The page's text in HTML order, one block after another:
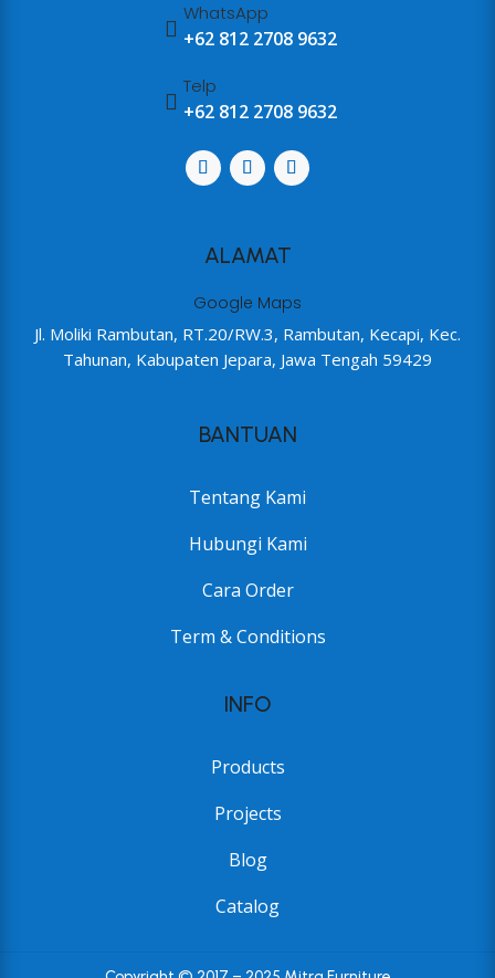

WhatsApp
+62 812 2708 9632

Telp
+62 812 2708 9632
ALAMAT
Google Maps
Jl. Moliki Rambutan, RT.20/RW.3, Rambutan, Kecapi, Kec.
Tahunan, Kabupaten Jepara, Jawa Tengah 59429
BANTUAN
Tentang Kami
Hubungi Kami
Cara Order
Term & Conditions
INFO
Products
Projects
Blog
Catalog